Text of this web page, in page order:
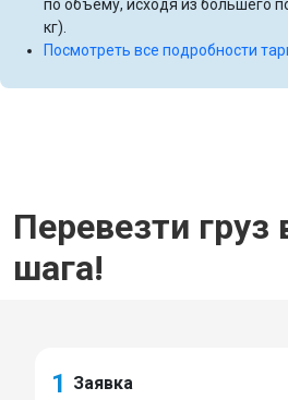
по объему, исходя из большего
кг).
Посмотреть все подробности
Перевезти груз
шага!
1 Заявка